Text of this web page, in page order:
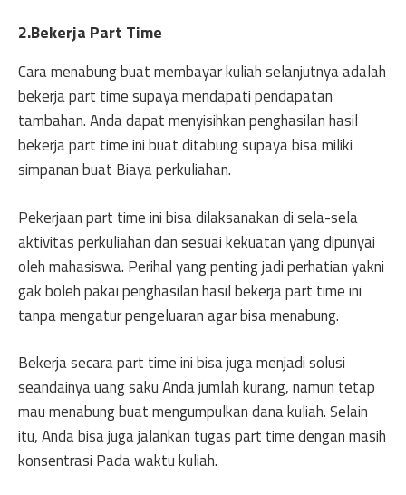
2.Bekerja Part Time
Cara menabung buat membayar kuliah selanjutnya adalah
bekerja part time supaya mendapati pendapatan
tambahan. Anda dapat menyisihkan penghasilan hasil
bekerja part time ini buat ditabung supaya bisa miliki
simpanan buat Biaya perkuliahan.
Pekerjaan part time ini bisa dilaksanakan di sela-sela
aktivitas perkuliahan dan sesuai kekuatan yang dipunyai
oleh mahasiswa. Perihal yang penting jadi perhatian yakni
gak boleh pakai penghasilan hasil bekerja part time ini
tanpa mengatur pengeluaran agar bisa menabung.
Bekerja secara part time ini bisa juga menjadi solusi
seandainya uang saku Anda jumlah kurang, namun tetap
mau menabung buat mengumpulkan dana kuliah. Selain
itu, Anda bisa juga jalankan tugas part time dengan masih
konsentrasi Pada waktu kuliah.